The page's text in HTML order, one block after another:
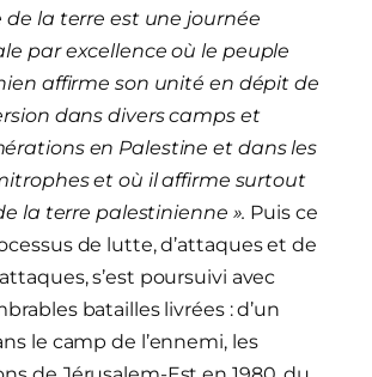
de la terre est une journée
par excellence où le peuple
affirme son unité en dépit de
dans divers camps et
en Palestine et dans les
et où il affirme surtout
la terre palestinienne ». Puis ce
de lutte, d’attaques et de
s’est poursuivi avec
batailles livrées : d’un
le camp de l’ennemi, les